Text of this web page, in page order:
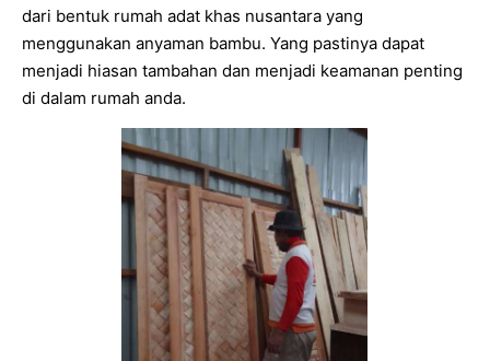
dari bentuk rumah adat khas nusantara yang
menggunakan anyaman bambu. Yang pastinya dapat
menjadi hiasan tambahan dan menjadi keamanan penting
di dalam rumah anda.